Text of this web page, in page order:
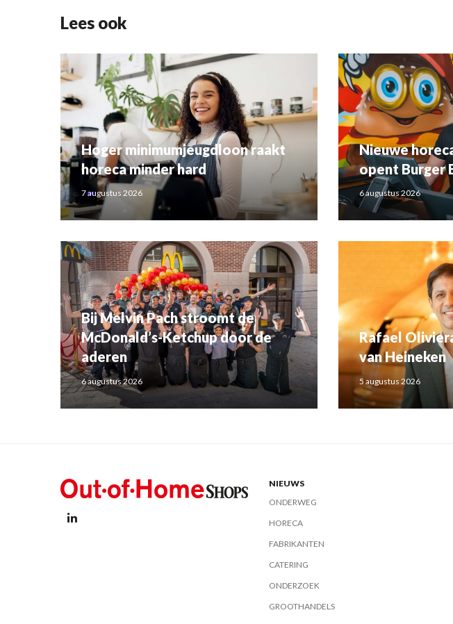
Lees ook
Hoger minimumjeugdloon raakt
horeca minder hard
7 augustus 2026
Nieuwe
opent Burger
6 augustus 2026
Bij Melvin Pach stroomt de
McDonald’s-Ketchup door de
aderen
6 augustus 2026
Rafael
van Heineken
5 augustus 2026
NIEUWS
ONDERWEG
HORECA
FABRIKANTEN
CATERING
ONDERZOEK
GROOTHANDELS